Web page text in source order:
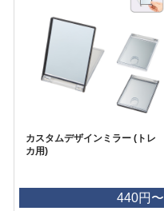
カスタムデザインミラー (トレ
カ用)
440円〜